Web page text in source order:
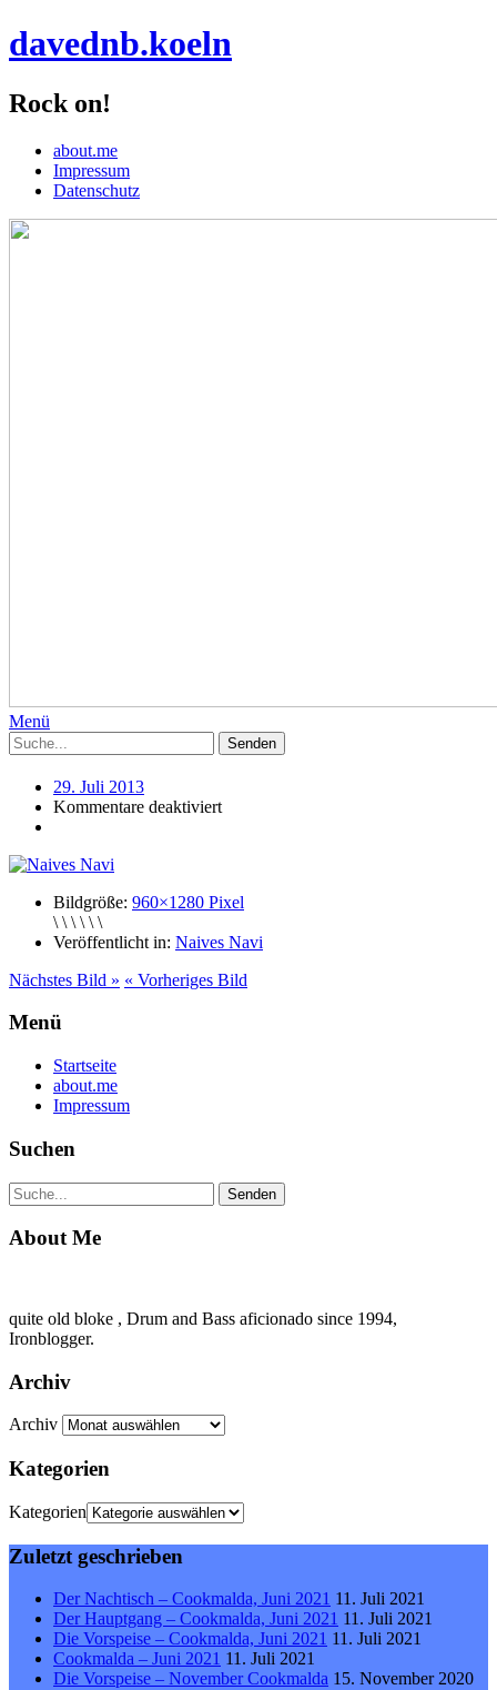
davednb.koeln
Rock on!
about.me
Impressum
Datenschutz
Menü
29. Juli 2013
Kommentare deaktiviert
Bildgröße: 960×1280 Pixel
\ \ \ \ \ \
Veröffentlicht in: Naives Navi
Nächstes Bild » « Vorheriges Bild
Menü
Startseite
about.me
Impressum
Suchen
About Me
quite old bloke , Drum and Bass aficionado since 1994,
Ironblogger.
Archiv
Archiv
Kategorien
Kategorien
Zuletzt geschrieben
Der Nachtisch – Cookmalda, Juni 2021 11. Juli 2021
Der Hauptgang – Cookmalda, Juni 2021 11. Juli 2021
Die Vorspeise – Cookmalda, Juni 2021 11. Juli 2021
Cookmalda – Juni 2021 11. Juli 2021
Die Vorspeise – November Cookmalda 15. November 2020